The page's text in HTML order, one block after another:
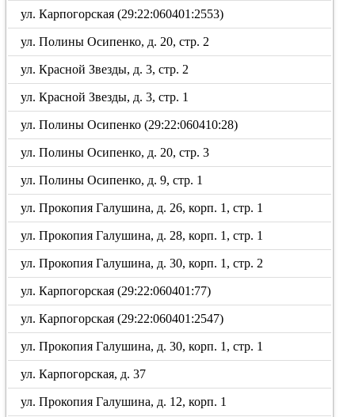
ул. Карпогорская (29:22:060401:2553)
ул. Полины Осипенко, д. 20, стр. 2
ул. Красной Звезды, д. 3, стр. 2
ул. Красной Звезды, д. 3, стр. 1
ул. Полины Осипенко (29:22:060410:28)
ул. Полины Осипенко, д. 20, стр. 3
ул. Полины Осипенко, д. 9, стр. 1
ул. Прокопия Галушина, д. 26, корп. 1, стр. 1
ул. Прокопия Галушина, д. 28, корп. 1, стр. 1
ул. Прокопия Галушина, д. 30, корп. 1, стр. 2
ул. Карпогорская (29:22:060401:77)
ул. Карпогорская (29:22:060401:2547)
ул. Прокопия Галушина, д. 30, корп. 1, стр. 1
ул. Карпогорская, д. 37
ул. Прокопия Галушина, д. 12, корп. 1